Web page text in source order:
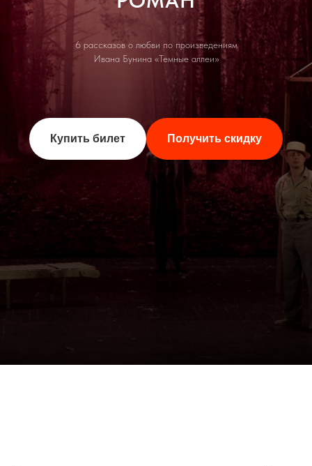
6 рассказов о любви по произведениям
Ивана Бунина «Темные аллеи»
Купить билет Получить скидку